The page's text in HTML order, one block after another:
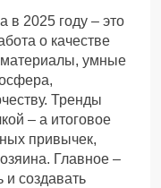
в 2025 году – это
о качестве
материалы, умные
Тренды
– а итоговое
привычек,
Главное –
и создавать